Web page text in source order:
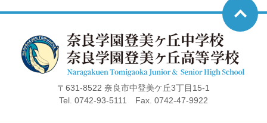
〒631-8522 奈良市中登美ケ丘3丁目15-1
Tel. 0742-93-5111 Fax. 0742-47-9922